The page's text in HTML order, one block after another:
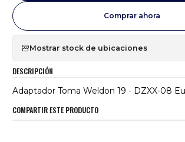
Comprar ahora
Mostrar stock de ubicaciones
DESCRIPCIÓN
Adaptador Toma Weldon 19 - DZXX-08
COMPARTIR ESTE PRODUCTO